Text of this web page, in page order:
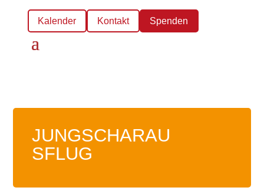
Kalender Kontakt Spenden
JUNGSCHARAU
SFLUG